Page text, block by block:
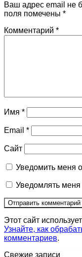
Ваш адрес email не
поля помечены *
Комментарий *
Имя *
Email *
Сайт
Уведомить меня
Уведомлять меня
Этот сайт
Узнайте, как
комментариев.
Свежие записи